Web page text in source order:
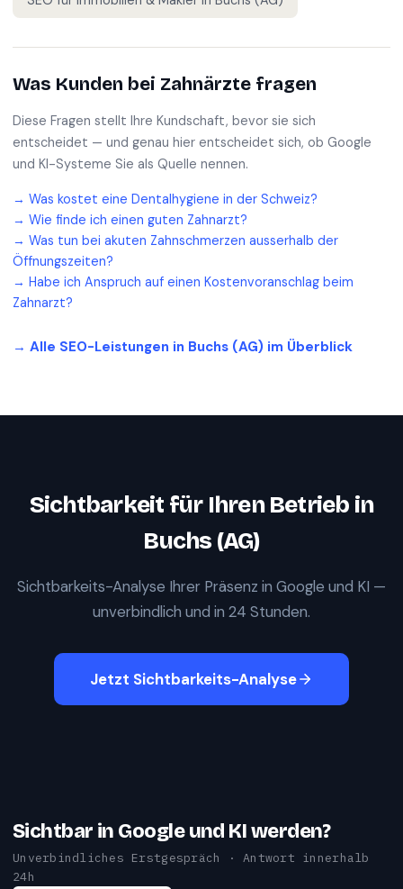
Was Kunden bei Zahnärzte fragen
Diese Fragen stellt Ihre Kundschaft, bevor sie sich
entscheidet — und genau hier entscheidet sich, ob Google
und KI-Systeme Sie als Quelle nennen.
→ Was kostet eine Dentalhygiene in der Schweiz?
→ Wie finde ich einen guten Zahnarzt?
→ Was tun bei akuten Zahnschmerzen ausserhalb der
Öffnungszeiten?
→ Habe ich Anspruch auf einen Kostenvoranschlag beim
Zahnarzt?
→ Alle SEO-Leistungen in Buchs (AG) im Überblick
Sichtbarkeit für Ihren Betrieb in
Buchs (AG)
Sichtbarkeits-Analyse Ihrer Präsenz in Google und KI —
unverbindlich und in 24 Stunden.
Jetzt Sichtbarkeits-Analyse
Sichtbar in Google und KI werden?
Unverbindliches Erstgespräch · Antwort innerhalb
24h